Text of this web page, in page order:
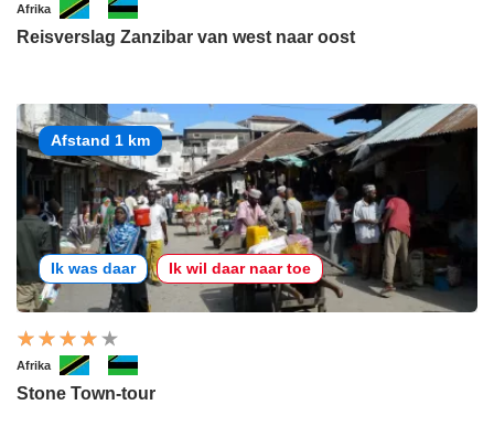
Afrika
Reisverslag Zanzibar van west naar oost
Afstand 1 km
Ik was daar Ik wil daar naar toe
Afrika
Stone Town-tour